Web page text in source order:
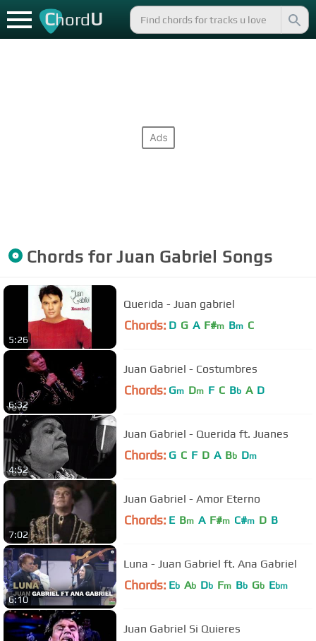
ChordU
Chords forJuan Gabriel Songs
5:26
Querida - Juan gabriel
Chords: D G A F#m Bm C
6:32
Juan Gabriel - Costumbres
Chords: Gm Dm F C Bb A D
4:52
Juan Gabriel - Querida ft. Juanes
Chords: G C F D A Bb Dm
7:02
Juan Gabriel - Amor Eterno
Chords: E Bm A F#m C#m D B
6:10
Luna - Juan Gabriel ft. Ana Gabriel
Chords: Eb Ab Db Fm Bb Gb Ebm
Juan Gabriel Si Quieres